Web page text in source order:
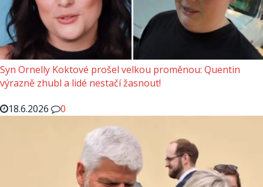
Syn Ornelly Koktové prošel velkou proměnou: Quentin
výrazně zhubl a lidé nestačí žasnout!
18.6.2026
0